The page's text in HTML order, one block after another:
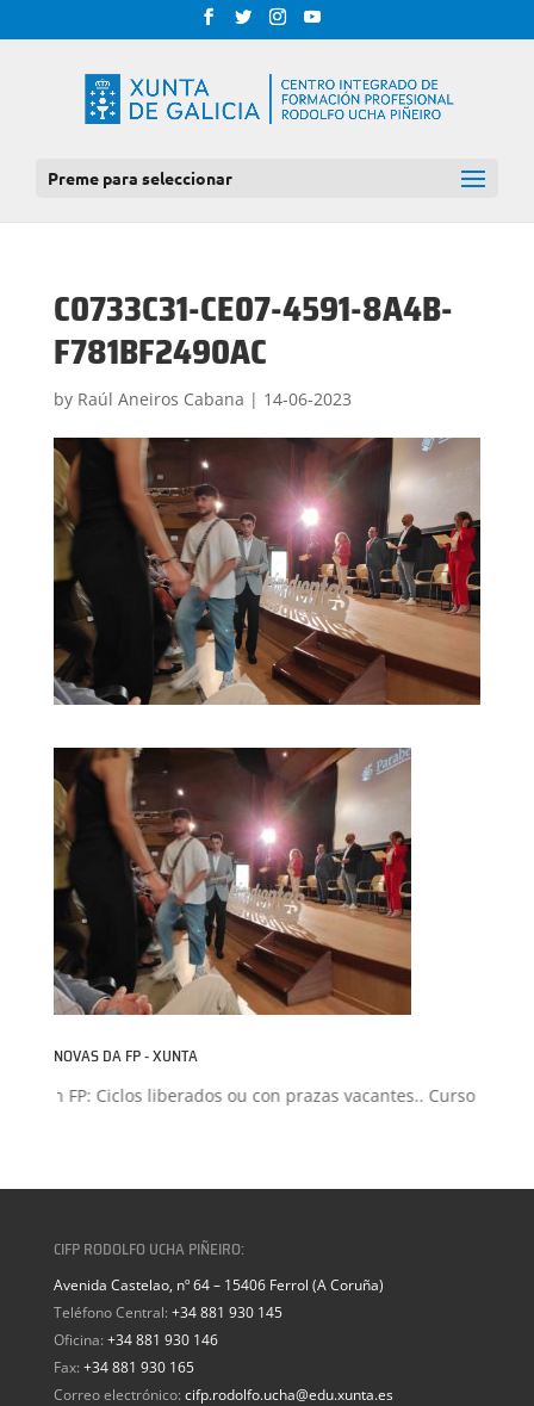
Preme para seleccionar
C0733C31-CE07-4591-8A4B-
F781BF2490AC
by Raúl Aneiros Cabana | 14-06-2023
NOVAS DA FP - XUNTA
FP: Ciclos liberados ou con prazas vacantes.. Curso 2026-
CIFP RODOLFO UCHA PIÑEIRO:
Avenida Castelao, nº 64 – 15406 Ferrol (A Coruña)
Teléfono Central: +34 881 930 145
Oficina: +34 881 930 146
Fax: +34 881 930 165
Correo electrónico: cifp.rodolfo.ucha@edu.xunta.es